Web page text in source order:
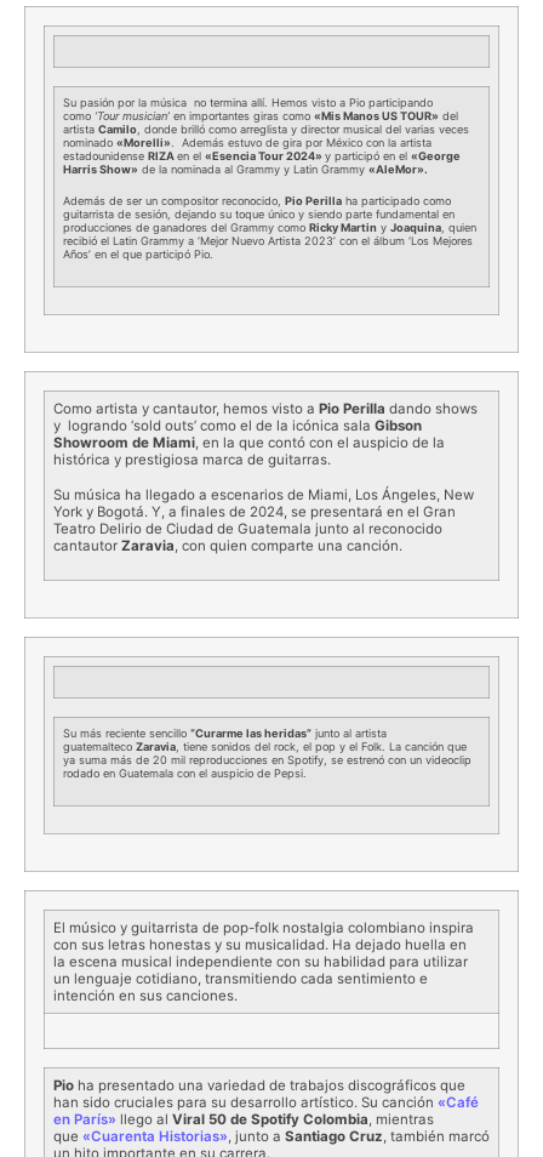
Su pasión por la música no termina allí. Hemos visto a Pio participando
como ‘Tour musician’ en importantes giras como «Mis Manos US TOUR» del
artista Camilo, donde brilló como arreglista y director musical del varias veces
nominado «Morelli». Además estuvo de gira por México con la artista
estadounidense RIZAen el «Esencia Tour 2024» y participó en el «George
Harris Show» de la nominada al Grammy y Latin Grammy «AleMor».
Además de ser un compositor reconocido, Pio Perilla ha participado como
guitarrista de sesión, dejando su toque único y siendo parte fundamental en
producciones de ganadores del Grammy como Ricky Martin y Joaquina , quien
recibió el Latin Grammy a ‘Mejor Nuevo Artista 2023’ con el álbum ‘Los Mejores
Años’ en el que participó Pio.
Como artista y cantautor, hemos visto a Pio Perilla dando shows
y logrando ‘sold outs’ como el de la icónica sala Gibson
Showroom de Miami, en la que contó con el auspicio de la
histórica y prestigiosa marca de guitarras.
Su música ha llegado a escenarios de Miami, Los Ángeles, New
York y Bogotá. Y, a finales de 2024, se presentará en el Gran
Teatro Delirio de Ciudad de Guatemala junto al reconocido
cantautor Zaravia , con quien comparte una canción.
Su más reciente sencillo “Curarme las heridas” junto al artista
guatemalteco Zaravia, tiene sonidos del rock, el pop y el Folk. La canción que
ya suma más de 20 mil reproducciones en Spotify, se estrenó con un videoclip
rodado en Guatemala con el auspicio de Pepsi.
El músico y guitarrista de pop-folk nostalgia colombiano inspira
con sus letras honestas y su musicalidad. Ha dejado huella en
la escena musical independiente con su habilidad para utilizar
un lenguaje cotidiano, transmitiendo cada sentimiento e
intención en sus canciones.
Pio ha presentado una variedad de trabajos discográficos que
han sido cruciales para su desarrollo artístico. Su canción «Café
en París» llego al Viral 50 de Spotify Colombia, mientras
que «Cuarenta Historias», junto a Santiago Cruz, también marcó